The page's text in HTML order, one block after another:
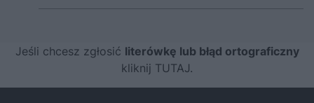
Jeśli chcesz zgłosić literówkę lub błąd ortograficzny
kliknij TUTAJ.